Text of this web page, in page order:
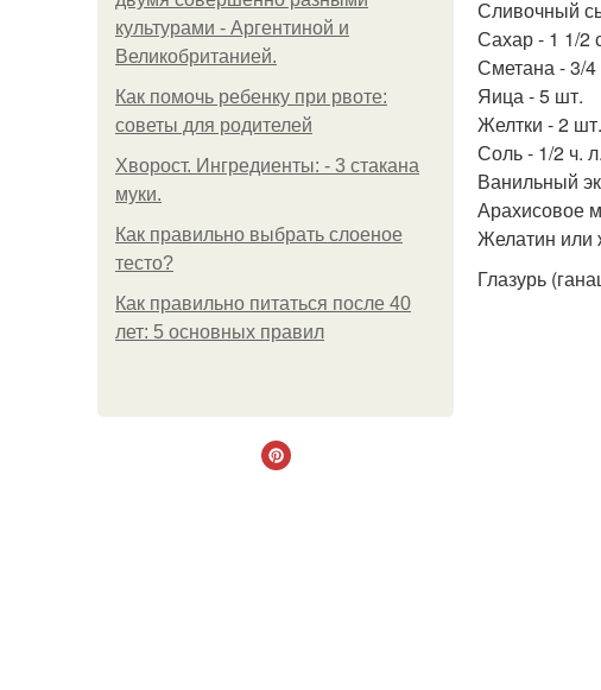
культурами - Аргентиной и
Великобританией.
Как помочь ребенку при рвоте:
советы для родителей
Хворост. Ингредиенты: - 3 стакана
муки.
Как правильно выбрать слоеное
тесто?
Как правильно питаться после 40
лет: 5 основных правил
Сливочный
Сахар - 1 1/2
Сметана - 3/4
Яица - 5 шт.
Желтки - 2 шт.
Соль - 1/2 ч. л.
Ванильный
Арахисовое
Желатин или
Глазурь